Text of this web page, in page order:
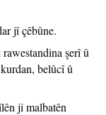
jî çêbûne.
şerî û
belûcî û
ji malbatên